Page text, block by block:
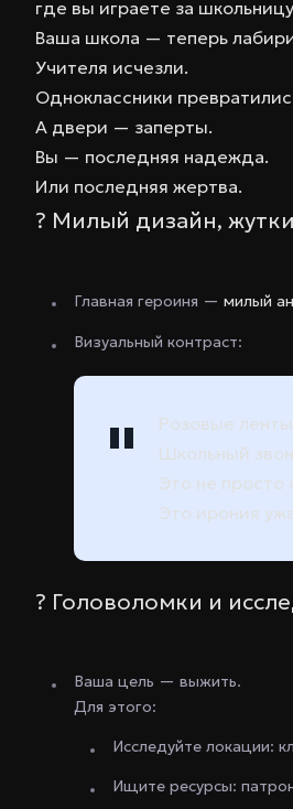
где вы играете за школьницу
Ваша школа — теперь
Учителя исчезли.
Одноклассники
А двери — заперты.
Вы — последняя надежда.
Или последняя жертва.
? Милый дизайн,
Главная героиня — милый
Визуальный контраст:
Розовые ленты
Школьный
Это не просто
Это ирония
? Головоломки и
Ваша цель — выжить.
Для этого:
Исследуйте локации:
Ищите ресурсы: